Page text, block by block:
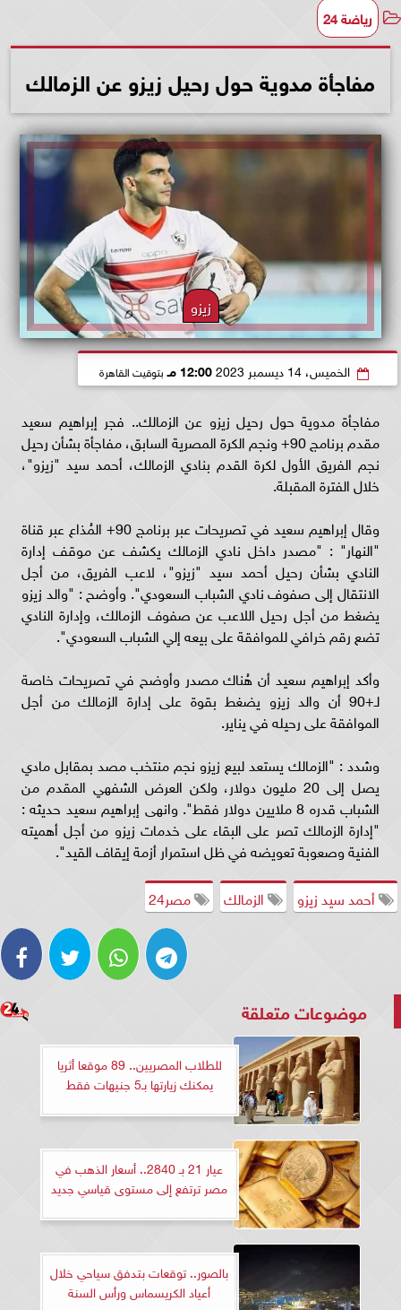
رياضة 24
مفاجأة مدوية حول رحيل زيزو عن الزمالك
زيزو
الخميس، 14 ديسمبر 2023 12:00 مـ بتوقيت القاهرة
مفاجأة مدوية حول رحيل زيزو عن الزمالك.. فجر إبراهيم سعيد
مقدم برنامج 90+ ونجم الكرة المصرية السابق، مفاجأة بشأن رحيل
نجم الفريق الأول لكرة القدم بنادي الزمالك، أحمد سيد "زيزو"،
خلال الفترة المقبلة.
وقال إبراهيم سعيد في تصريحات عبر برنامج 90+ المُذاع عبر قناة
"النهار" : "مصدر داخل نادي الزمالك يكشف عن موقف إدارة
النادي بشأن رحيل أحمد سيد "زيزو"، لاعب الفريق، من أجل
الانتقال إلى صفوف نادي الشباب السعودي". وأوضح : "والد زيزو
يضغط من أجل رحيل اللاعب عن صفوف الزمالك، وإدارة النادي
تضع رقم خرافي للموافقة على بيعه إلي الشباب السعودي".
وأكد إبراهيم سعيد أن هُناك مصدر وأوضح في تصريحات خاصة
لـ+90 أن والد زيزو يضغط بقوة على إدارة الزمالك من أجل
الموافقة على رحيله في يناير.
وشدد : "الزمالك يستعد لبيع زيزو نجم منتخب مصد بمقابل مادي
يصل إلى 20 مليون دولار، ولكن العرض الشفهي المقدم من
الشباب قدره 8 ملايين دولار فقط". وانهى إبراهيم سعيد حديثه :
"إدارة الزمالك تصر على البقاء على خدمات زيزو من أجل أهميته
الفنية وصعوبة تعويضه في ظل استمرار أزمة إيقاف القيد".
أحمد سيد زيزو
الزمالك مصر24
موضوعات متعلقة
للطلاب المصريين.. 89 موقعا أثريا
يمكنك زيارتها بـ5 جنيهات فقط
عيار 21 بـ 2840.. أسعار الذهب في
مصر ترتفع إلى مستوى قياسي جديد
بالصور.. توقعات بتدفق سياحي خلال
أعياد الكريسماس ورأس السنة